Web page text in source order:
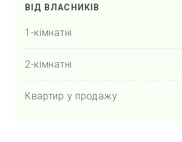
ВІД ВЛАСНИКІВ
1-кімнатні
2-кімнатні
Квартир у продажу